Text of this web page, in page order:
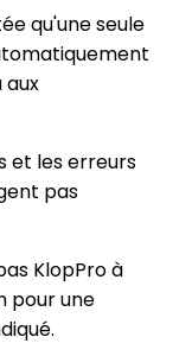
qu'une seule
et les erreurs
pas
KlopPro à
pour une